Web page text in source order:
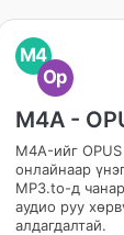
M4
Op
M4A -
M4A-ийг
онлайнаар
MP3.to-д
аудио руу
алдагдалтай.